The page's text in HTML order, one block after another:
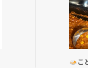
こ